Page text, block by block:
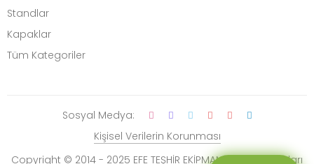
Standlar
Kapaklar
Tüm Kategoriler
Copyright © 2014 - 2025 EFE TEŞHİR EKİPMANLARI. Tüm Hakları
Kişisel Verilerin Korunması
Sosyal Medya: